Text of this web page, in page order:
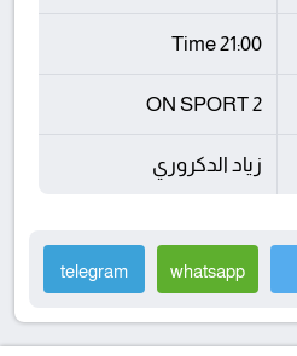
21:00 Time
ON SPORT 2
زياد الدكروري
whatsapp
telegram